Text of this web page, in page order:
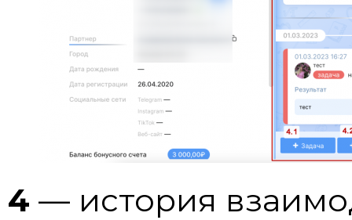
4 — история